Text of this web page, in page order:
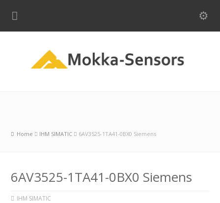
Home IHM SIMATIC 6AV3525-1TA41-0BX0 Siemens
6AV3525-1TA41-0BX0 Siemens
IHM SIMATIC